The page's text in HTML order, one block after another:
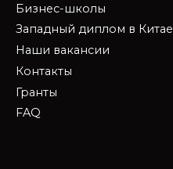
Бизнес-школы
Западный диплом в Китае
Наши вакансии
Контакты
Гранты
FAQ